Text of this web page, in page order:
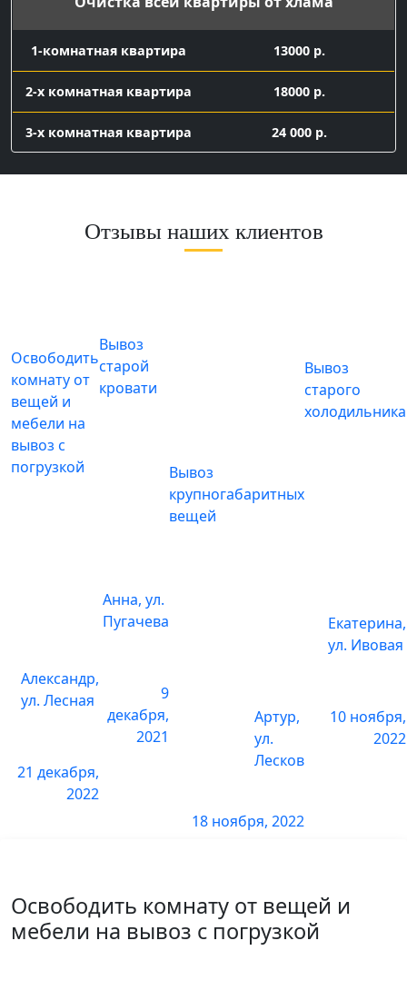
1-комнатная квартира 13000 р.
2-х комнатная квартира 18000 р.
3-х комнатная квартира 24 000 р.
Вывоз мелкого хлама
контейнер 8 куб с
погрузкой
16 000 р.
Подготовка к ремонту
1 комната
Снять паркет
2 комнаты
3 комнаты
3 комнаты 5400 р.
Отзывы наших клиентов
Освободить комнату от вещей и
мебели на вывоз с погрузкой
Освободить
комнату от
вещей и
мебели на
вывоз с
погрузкой
Александр,
ул. Лесная
21 декабря,
2022
Вывоз
старой
кровати
Анна, ул.
Пугачева
9
декабря,
2021
Вывоз
крупногабаритных
вещей
Артур,
ул.
Лесков
18 ноября, 2022
Вывоз
старого
холодильника
Екатерина,
ул. Ивовая
10 ноября,
2022